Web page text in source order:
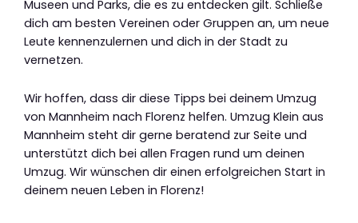
Museen und Parks, die es zu entdecken gilt. Schließe
dich am besten Vereinen oder Gruppen an, um neue
Leute kennenzulernen und dich in der Stadt zu
vernetzen.
Wir hoffen, dass dir diese Tipps bei deinem Umzug
von Mannheim nach Florenz helfen. Umzug Klein aus
Mannheim steht dir gerne beratend zur Seite und
unterstützt dich bei allen Fragen rund um deinen
Umzug. Wir wünschen dir einen erfolgreichen Start in
deinem neuen Leben in Florenz!